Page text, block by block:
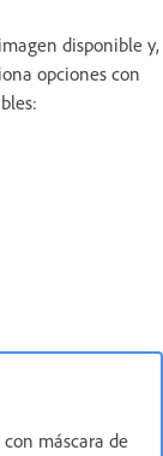
disponible y,
opciones con
máscara de